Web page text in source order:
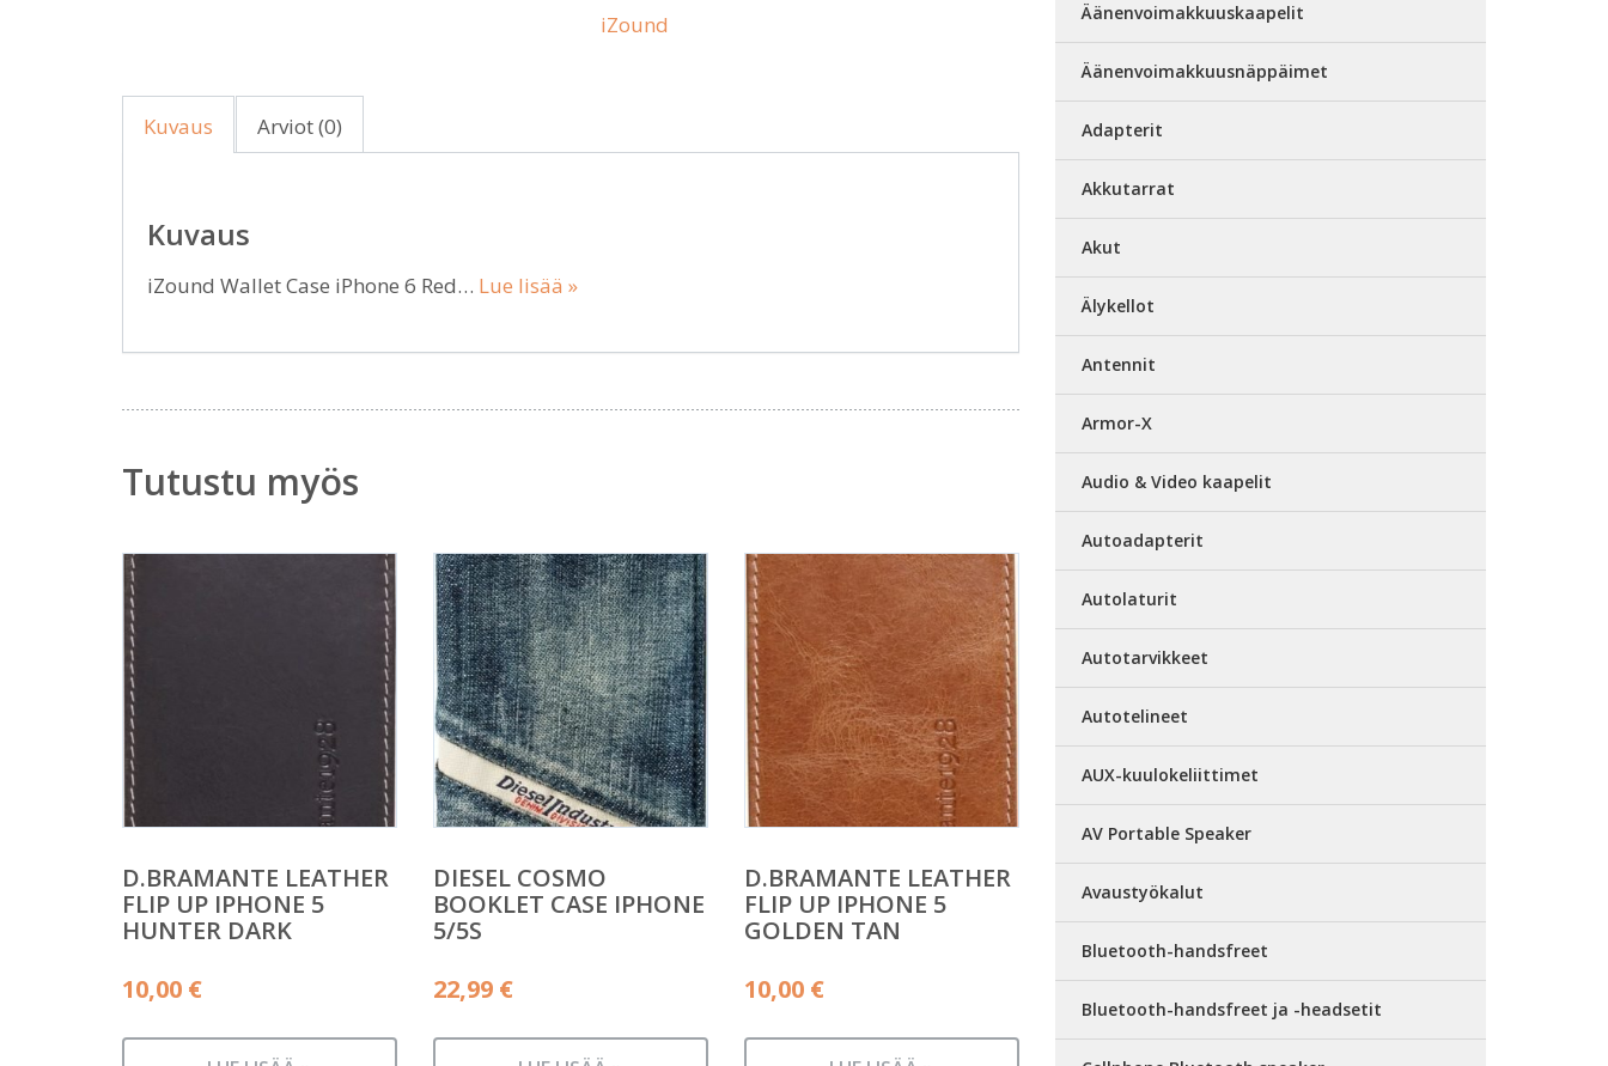
iZound
Kuvaus Arviot (0)
Kuvaus
iZound Wallet Case iPhone 6 Red… Lue lisää »
Tutustu myös
D.BRAMANTE LEATHER
FLIP UP IPHONE 5
HUNTER DARK
10,00 €
DIESEL COSMO
BOOKLET CASE IPHONE
5/5S
22,99 €
D.BRAMANTE LEATHER
FLIP UP IPHONE 5
GOLDEN TAN
10,00 €
Äänenvoimakkuuskaapelit
Äänenvoimakkuusnäppäimet
Adapterit
Akkutarrat
Akut
Älykellot
Antennit
Armor-X
Audio & Video kaapelit
Autoadapterit
Autolaturit
Autotarvikkeet
Autotelineet
AUX-kuulokeliittimet
AV Portable Speaker
Avaustyökalut
Bluetooth-handsfreet
Bluetooth-handsfreet ja -headsetit